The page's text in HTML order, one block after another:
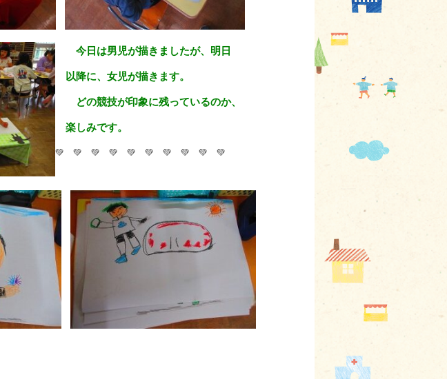
今日は男児が描きましたが、明日
以降に、女児が描きます。
どの競技が印象に残っているのか、
楽しみです。
💚 💚 💚 💚 💚 💚 💚 💚 💚 💚